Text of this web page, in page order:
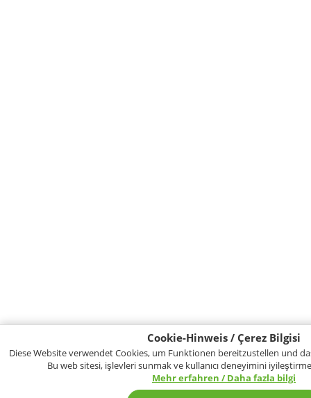
Cookie-Hinweis / Çerez Bilgisi
Diese Website verwendet Cookies, um Funktionen bereitzustellen und
Bu web sitesi, işlevleri sunmak ve kullanıcı deneyimini
Mehr erfahren / Daha fazla bilgi